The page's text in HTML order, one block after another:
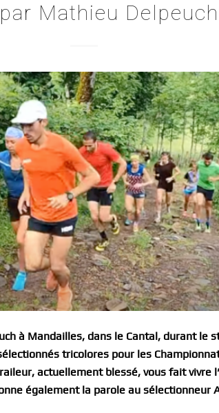
Mathieu Delpeuch
à Mandailles, dans le Cantal, durant le
tricolores pour les
actuellement blessé, vous fait vivre
également la parole au sélectionneur